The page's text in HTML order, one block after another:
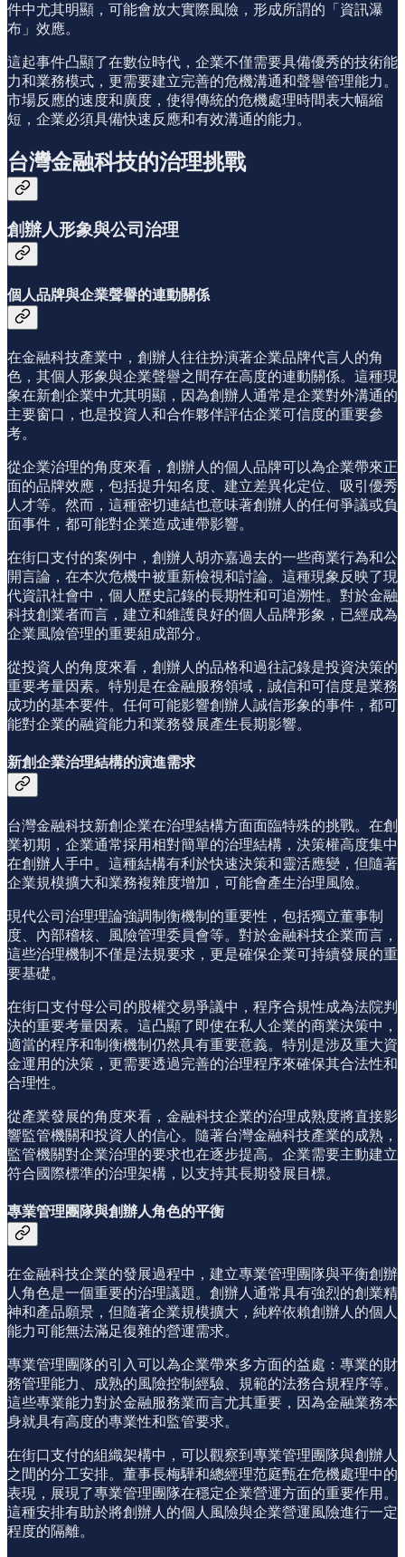
件中尤其明顯，可能會放大實際風險，形成所謂的「資訊瀑
布」效應。
這起事件凸顯了在數位時代，企業不僅需要具備優秀的技術能
力和業務模式，更需要建立完善的危機溝通和聲譽管理能力。
市場反應的速度和廣度，使得傳統的危機處理時間表大幅縮
短，企業必須具備快速反應和有效溝通的能力。
台灣金融科技的治理挑戰
創辦人形象與公司治理
個人品牌與企業聲譽的連動關係
在金融科技產業中，創辦人往往扮演著企業品牌代言人的角
色，其個人形象與企業聲譽之間存在高度的連動關係。這種現
象在新創企業中尤其明顯，因為創辦人通常是企業對外溝通的
主要窗口，也是投資人和合作夥伴評估企業可信度的重要參
考。
從企業治理的角度來看，創辦人的個人品牌可以為企業帶來正
面的品牌效應，包括提升知名度、建立差異化定位、吸引優秀
人才等。然而，這種密切連結也意味著創辦人的任何爭議或負
面事件，都可能對企業造成連帶影響。
在街口支付的案例中，創辦人胡亦嘉過去的一些商業行為和公
開言論，在本次危機中被重新檢視和討論。這種現象反映了現
代資訊社會中，個人歷史記錄的長期性和可追溯性。對於金融
科技創業者而言，建立和維護良好的個人品牌形象，已經成為
企業風險管理的重要組成部分。
從投資人的角度來看，創辦人的品格和過往記錄是投資決策的
重要考量因素。特別是在金融服務領域，誠信和可信度是業務
成功的基本要件。任何可能影響創辦人誠信形象的事件，都可
能對企業的融資能力和業務發展產生長期影響。
新創企業治理結構的演進需求
台灣金融科技新創企業在治理結構方面面臨特殊的挑戰。在創
業初期，企業通常採用相對簡單的治理結構，決策權高度集中
在創辦人手中。這種結構有利於快速決策和靈活應變，但隨著
企業規模擴大和業務複雜度增加，可能會產生治理風險。
現代公司治理理論強調制衡機制的重要性，包括獨立董事制
度、內部稽核、風險管理委員會等。對於金融科技企業而言，
這些治理機制不僅是法規要求，更是確保企業可持續發展的重
要基礎。
在街口支付母公司的股權交易爭議中，程序合規性成為法院判
決的重要考量因素。這凸顯了即使在私人企業的商業決策中，
適當的程序和制衡機制仍然具有重要意義。特別是涉及重大資
金運用的決策，更需要透過完善的治理程序來確保其合法性和
合理性。
從產業發展的角度來看，金融科技企業的治理成熟度將直接影
響監管機關和投資人的信心。隨著台灣金融科技產業的成熟，
監管機關對企業治理的要求也在逐步提高。企業需要主動建立
符合國際標準的治理架構，以支持其長期發展目標。
專業管理團隊與創辦人角色的平衡
在金融科技企業的發展過程中，建立專業管理團隊與平衡創辦
人角色是一個重要的治理議題。創辦人通常具有強烈的創業精
神和產品願景，但隨著企業規模擴大，純粹依賴創辦人的個人
能力可能無法滿足復雜的營運需求。
專業管理團隊的引入可以為企業帶來多方面的益處：專業的財
務管理能力、成熟的風險控制經驗、規範的法務合規程序等。
這些專業能力對於金融服務業而言尤其重要，因為金融業務本
身就具有高度的專業性和監管要求。
在街口支付的組織架構中，可以觀察到專業管理團隊與創辦人
之間的分工安排。董事長梅驊和總經理范庭甄在危機處理中的
表現，展現了專業管理團隊在穩定企業營運方面的重要作用。
這種安排有助於將創辦人的個人風險與企業營運風險進行一定
程度的隔離。